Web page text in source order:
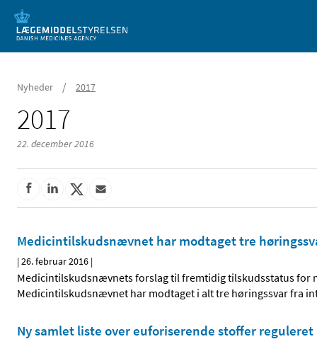
Mobil visning
Nyheder / 2017
2017
22. december 2016
Medicintilskudsnævnet har modtaget tre
|26. februar 2016 |
Medicintilskudsnævnets forslag til fremtidig tilskudsstatus for
Medicintilskudsnævnet har modtaget i alt tre høringssvar fra
Ny samlet liste over euforiserende stoffer